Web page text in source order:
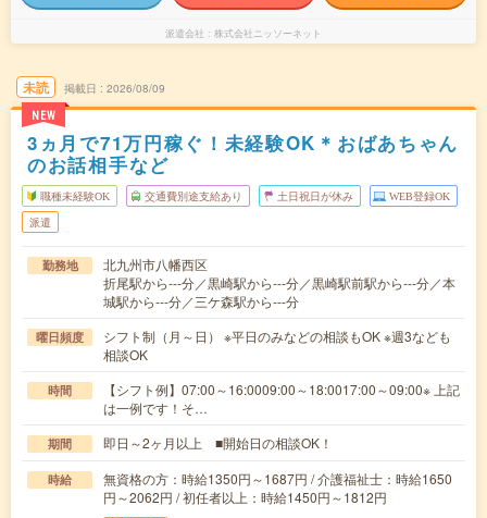
派遣会社 株式会社ニッソーネット
未読
NEW
掲載日 2026/08/09
3ヵ月で71万円稼ぐ！未経験OK＊おばあちゃん
のお話相手など
職種未経験OK 交通費別途支給あり 土日祝日が休み WEB登録OK
派遣
勤務地
北九州市八幡西区
折尾駅から---分／黒崎駅から---分／黒崎駅前駅から---分／本
城駅から---分／三ケ森駅から---分
曜日頻度
シフト制（月～日） ※平日のみなどの相談もOK ※週3なども
相談OK
時間
【シフト例】07:00～16:0009:00～18:0017:00～09:00※ 上記
は一例です！そ…
期間 即日～2ヶ月以上 ■開始日の相談OK！
時給
無資格の方：時給1350円～1687円 / 介護福祉士：時給1650
円～2062円 / 初任者以上：時給1450円～1812円